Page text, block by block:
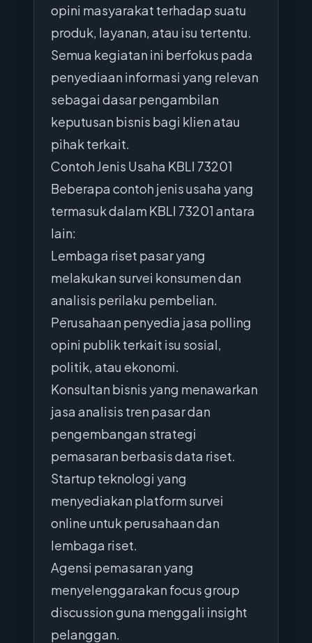
opini masyarakat terhadap suatu
produk, layanan, atau isu tertentu.
Semua kegiatan ini berfokus pada
penyediaan informasi yang relevan
sebagai dasar pengambilan
keputusan bisnis bagi klien atau
pihak terkait.
Contoh Jenis Usaha KBLI 73201
Beberapa contoh jenis usaha yang
termasuk dalam KBLI 73201 antara
lain:
Lembaga riset pasar yang
melakukan survei konsumen dan
analisis perilaku pembelian.
Perusahaan penyedia jasa polling
opini publik terkait isu sosial,
politik, atau ekonomi.
Konsultan bisnis yang menawarkan
jasa analisis tren pasar dan
pengembangan strategi
pemasaran berbasis data riset.
Startup teknologi yang
menyediakan platform survei
online untuk perusahaan dan
lembaga riset.
Agensi pemasaran yang
menyelenggarakan focus group
discussion guna menggali insight
pelanggan.